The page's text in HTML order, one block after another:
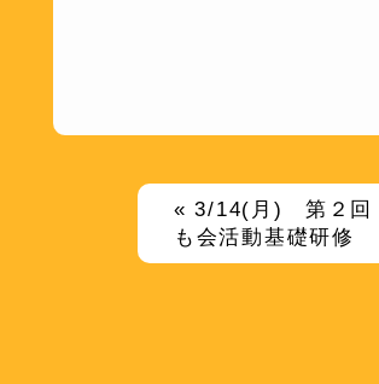
« 3/14(月) 第２
も会活動基礎研修